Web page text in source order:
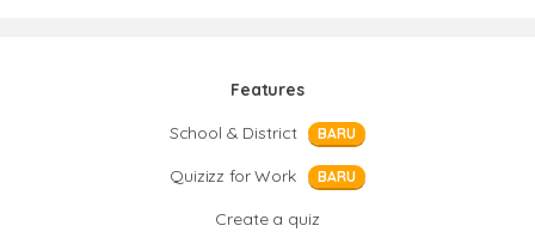
Features
School & District
BARU
Quizizz for Work BARU
Create a quiz